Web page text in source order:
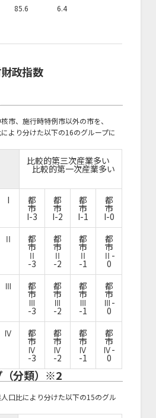
85.6 6.4
政指数
市、施行時特例市以外の市を、
より分けた以下の16のグループに
比較的第三次産業多い
比較的第一次産業多い
I 都
市
I-3
都
市
I-2
都
市
I-1
都
市
I-0
Ⅱ 都
市
Ⅱ
-3
都
市
Ⅱ
-2
都
市
Ⅱ
-1
都
市
Ⅱ-
0
Ⅲ 都
市
Ⅲ
-3
都
市
Ⅲ
-2
都
市
Ⅲ
-1
都
市
Ⅲ-
0
Ⅳ 都
市
Ⅳ
-3
都
市
Ⅳ
-2
都
市
Ⅳ
-1
都
市
Ⅳ-
0
（分類）※2
口比により分けた以下の15のグル